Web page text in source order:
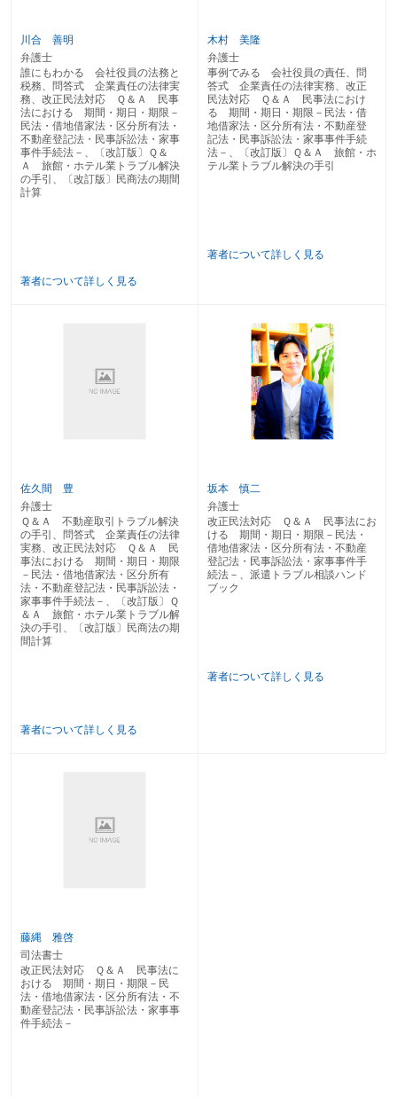
２－12 無権代理行為の相手方が取消権を行使できる期間は
２－13 無効な行為を追認した場合、効力はいつ発生するか
２－14 法律行為を取り消した場合の効果はいつ発生するか
２－15 取り消すことができる法律行為を追認した場合、効果はいつ発生する
か
２－16 取り消すことのできる法律行為を追認できるのはいつからか
２－17 取消権を行使することができる期間は
２－18 期限を付した法律行為の効力はいつ発生するか
２－19 意思表示において意思の欠缺が判断されるのはいつの時点か
２－20 意思表示の受領能力がない者を相手方とする意思表示の受領時期は
２－21 条件を付した法律行為の効力はいつ発生するか
２－24 裁判上の請求等による時効の完成猶予の効力はいつ発生するか
２－25 裁判上の請求による時効の完成猶予の効力はいつ発生するか
２－26 支払督促による時効の完成猶予の効力はいつ発生するか
２－28 催告による時効の完成猶予の効力はいつまであるか
２－29 強制執行等による時効の完成猶予の効力はいつ発生するか
２－30 仮差押え、仮処分の時効完成猶予の効力はいつ発生し、いつまで継続
２－31 時効更新の起算点はいつか
２－32 権利について協議を行う旨の合意が書面でされたとき、時効の完成猶
２－33 法定代理人のいない未成年者や成年被後見人について時効はいつまで
２－35 相続財産に関する権利はいつまで時効の完成が猶予されるか
２－36 天災事変により時効の完成が猶予されるのはいつまでか
２－37 取得時効の時効期間はどれだけか
２－38 消滅時効はいつから進行し、また時効期間はどれだけか
２－39 銀行預金の消滅時効はいつから進行するか
２－40 債務不履行による契約解除権の消滅時効の起算点はいつか。また、時
効期間はどれだけか
２－41 再売買の予約完結権の消滅時効はいつから進行するか。また時効期間
はどれだけか
２－42 債務不履行による損害賠償請求権の消滅時効はいつから進行するか
２－43 不作為を目的とする債権の消滅時効の起算点はいつか
利の消滅時効はいつから進行し、その時効期間はどれだけか
第２節 物 権
第１ 総 則
２－55 即時取得における善意無過失は、いつの時点で必要か
２－56 盗品・遺失物の被害者らによる被害品等の回復請求ができる期間は
２－57 飼主から逃げた動物を占有することにより取得できるのはいつか
２－58 占有保持の訴えができる期間はどれだけか
２－59 占有保全の訴えができる期間はどれだけか
２－60 占有回収の訴えができる期間はどれだけか
川合 善明
弁護士
誰にもわかる 会社役員の法務と
税務、問答式 企業責任の法律実
務、改正民法対応 Ｑ＆Ａ 民事
法における 期間・期日・期限－
民法・借地借家法・区分所有法・
不動産登記法・民事訴訟法・家事
事件手続法－、〔改訂版〕Ｑ＆
Ａ 旅館・ホテル業トラブル解決
の手引、〔改訂版〕民商法の期間
計算
著者について詳しく見る
木村 美隆
弁護士
事例でみる 会社役員の責任、問
答式 企業責任の法律実務、改正
民法対応 Ｑ＆Ａ 民事法におけ
る 期間・期日・期限－民法・借
地借家法・区分所有法・不動産登
記法・民事訴訟法・家事事件手続
法－、〔改訂版〕Ｑ＆Ａ 旅館・ホ
テル業トラブル解決の手引
著者について詳しく見る
佐久間 豊
弁護士
Ｑ＆Ａ 不動産取引トラブル解決
の手引、問答式 企業責任の法律
実務、改正民法対応 Ｑ＆Ａ 民
事法における 期間・期日・期限
－民法・借地借家法・区分所有
法・不動産登記法・民事訴訟法・
家事事件手続法－、〔改訂版〕Ｑ
＆Ａ 旅館・ホテル業トラブル解
決の手引、〔改訂版〕民商法の期
間計算
著者について詳しく見る
坂本 慎二
弁護士
改正民法対応 Ｑ＆Ａ 民事法にお
ける 期間・期日・期限－民法・
借地借家法・区分所有法・不動産
登記法・民事訴訟法・家事事件手
続法－、派遣トラブル相談ハンド
ブック
著者について詳しく見る
藤縄 雅啓
司法書士
改正民法対応 Ｑ＆Ａ 民事法に
おける 期間・期日・期限－民
法・借地借家法・区分所有法・不
動産登記法・民事訴訟法・家事事
件手続法－